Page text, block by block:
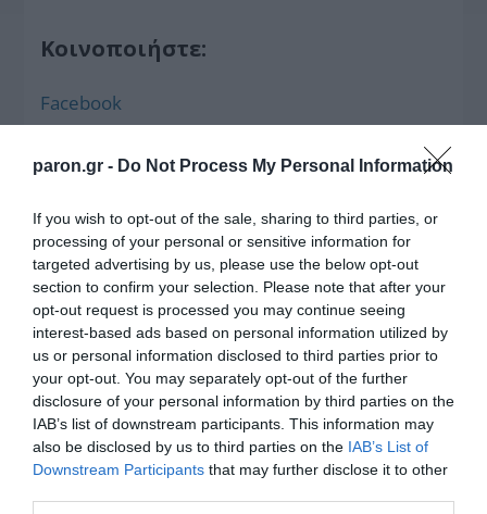
paron.gr - Do Not Process My Personal Information
If you wish to opt-out of the sale, sharing to third parties, or
processing of your personal or sensitive information for
targeted advertising by us, please use the below opt-out
section to confirm your selection. Please note that after your
opt-out request is processed you may continue seeing
interest-based ads based on personal information utilized by
us or personal information disclosed to third parties prior to
your opt-out. You may separately opt-out of the further
disclosure of your personal information by third parties on the
IAB’s list of downstream participants. This information may
also be disclosed by us to third parties on the IAB’s List of
Downstream Participants that may further disclose it to other
Κοινοποιήστε:
Facebook
X
LinkedIn
ΜΕΙΟΝΟΤΗΤΑ ,ΡΟΜΑ,ΧΕΙΜΑΡΡΑ
Η διαφθορά απειλεί και τη… ζωή μας